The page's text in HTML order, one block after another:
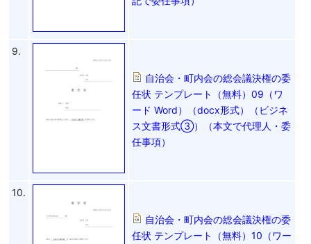
9.
自治会・町内会の総会議決権の委
任状 テンプレート（無料）09（ワ
ード Word）（docx形式）（ビジネ
ス文書形式③）（本文で代理人・委
任事項）
10.
自治会・町内会の総会議決権の委
任状 テンプレート（無料）10（ワー